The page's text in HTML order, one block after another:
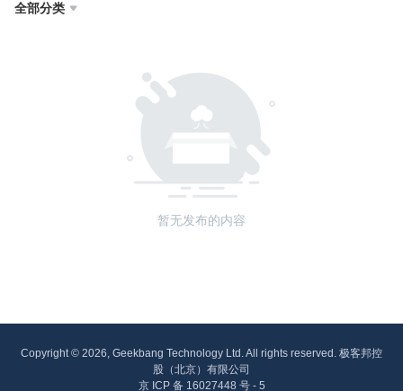
全部分类 
暂无发布的内容
Copyright © 2026, Geekbang Technology Ltd. All rights reserved. 极客邦控
股（北京）有限公司
京 ICP 备 16027448 号 - 5